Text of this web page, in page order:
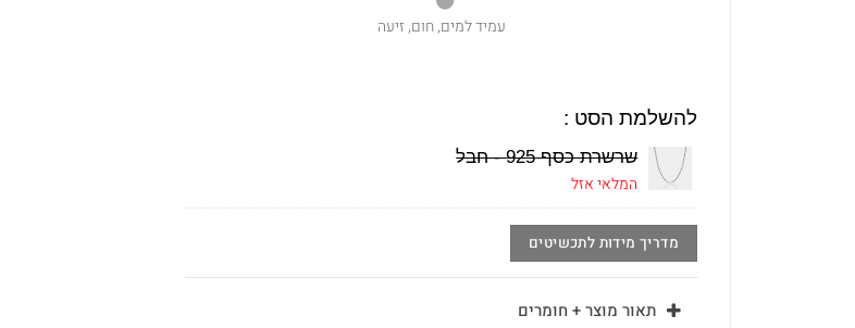
עמיד למים, חום, זיעה
להשלמת הסט :
שרשרת כסף 925 - חבל
המלאי אזל
מדריך מידות לתכשיטים
תאור מוצר + חומרים